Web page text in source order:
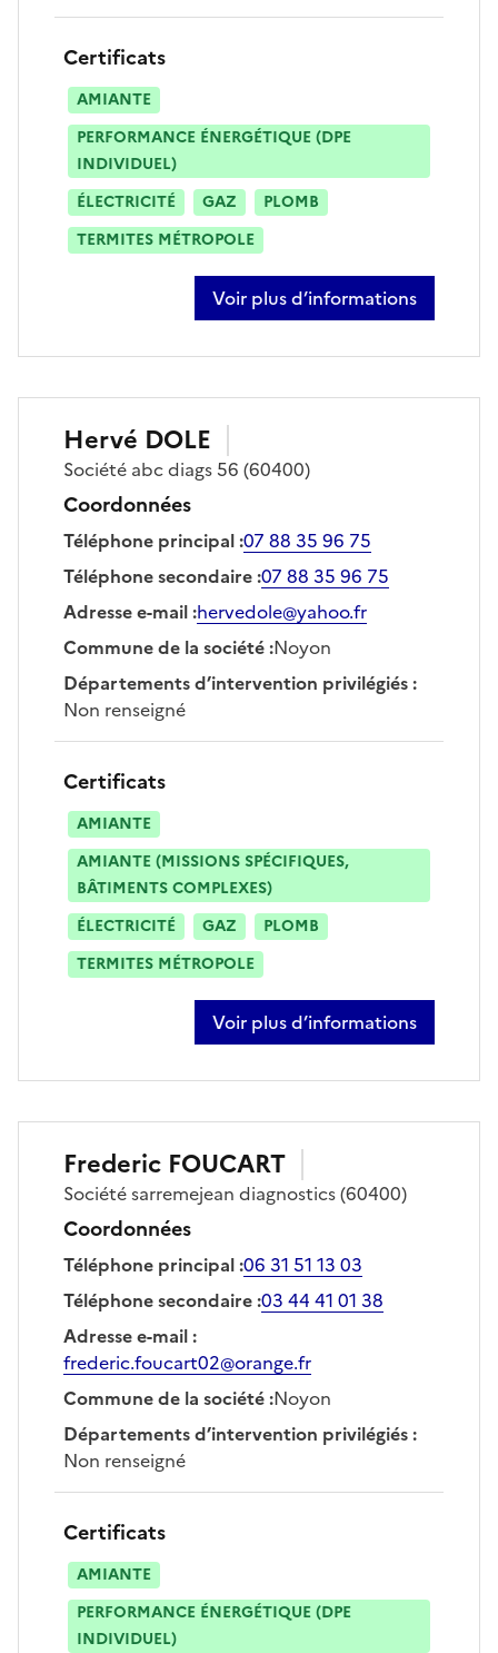
Certificats
AMIANTE
PERFORMANCE ÉNERGÉTIQUE (DPE
INDIVIDUEL)
ÉLECTRICITÉ
GAZ
PLOMB
TERMITES MÉTROPOLE
Voir plus d’informations
sur thomas de lucia
Hervé DOLE
Société abc diags 56 (60400)
Coordonnées
Téléphone principal:07 88 35 96 75
Téléphone secondaire:07 88 35 96 75
Adresse e-mail:hervedole@yahoo.fr
Commune de la société:Noyon
Départements d’intervention privilégiés:
Non renseigné
Certificats
AMIANTE
AMIANTE (MISSIONS SPÉCIFIQUES,
BÂTIMENTS COMPLEXES)
ÉLECTRICITÉ
GAZ
PLOMB
TERMITES MÉTROPOLE
Voir plus d’informations
sur hervé dole
Frederic FOUCART
Sociétésarremejean diagnostics(60400)
Coordonnées
Téléphone principal:06 31 51 13 03
Téléphone secondaire:03 44 41 01 38
Adresse e-mail:
frederic.foucart02@orange.fr
Commune de la société:Noyon
Départements d’intervention privilégiés:
Non renseigné
Certificats
AMIANTE
PERFORMANCE ÉNERGÉTIQUE (DPE
INDIVIDUEL)